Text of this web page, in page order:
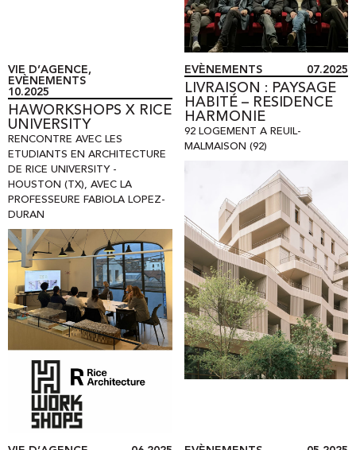
VIE D’AGENCE,
EVÈNEMENTS
10.2025
HAWORKSHOPS X RICE
UNIVERSITY
RENCONTRE AVEC LES
ETUDIANTS EN ARCHITECTURE
DE RICE UNIVERSITY -
HOUSTON (TX), AVEC LA
PROFESSEURE FABIOLA LOPEZ-
DURAN
EVÈNEMENTS 07.2025
LIVRAISON : PAYSAGE
HABITÉ – RESIDENCE
HARMONIE
92 LOGEMENT A REUIL-
MALMAISON (92)